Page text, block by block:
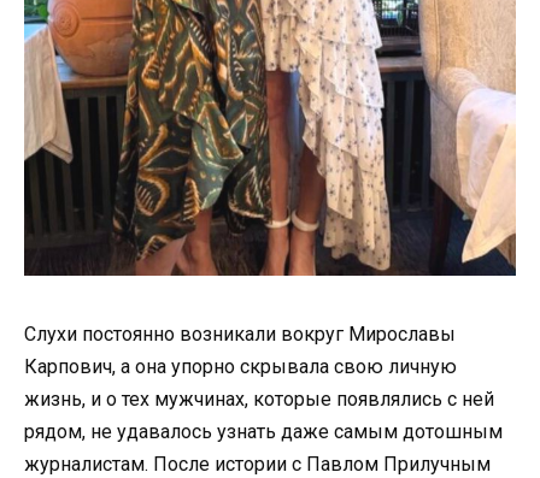
Слухи постоянно возникали вокруг Мирославы
Карпович, а она упорно скрывала свою личную
жизнь, и о тех мужчинах, которые появлялись с ней
рядом, не удавалось узнать даже самым дотошным
журналистам. После истории с Павлом Прилучным